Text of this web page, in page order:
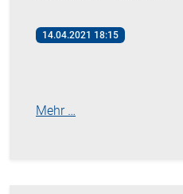
14.04.2021 18:15
Mehr …